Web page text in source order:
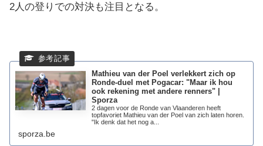
2人の登りでの対決も注目となる。
Mathieu van der Poel verlekkert zich op
Ronde-duel met Pogacar: "Maar ik hou
ook rekening met andere renners" |
Sporza
2 dagen voor de Ronde van Vlaanderen heeft
topfavoriet Mathieu van der Poel van zich laten horen.
"Ik denk dat het nog a...
sporza.be